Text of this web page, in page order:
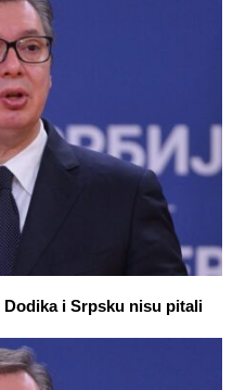
i Srpsku nisu pitali